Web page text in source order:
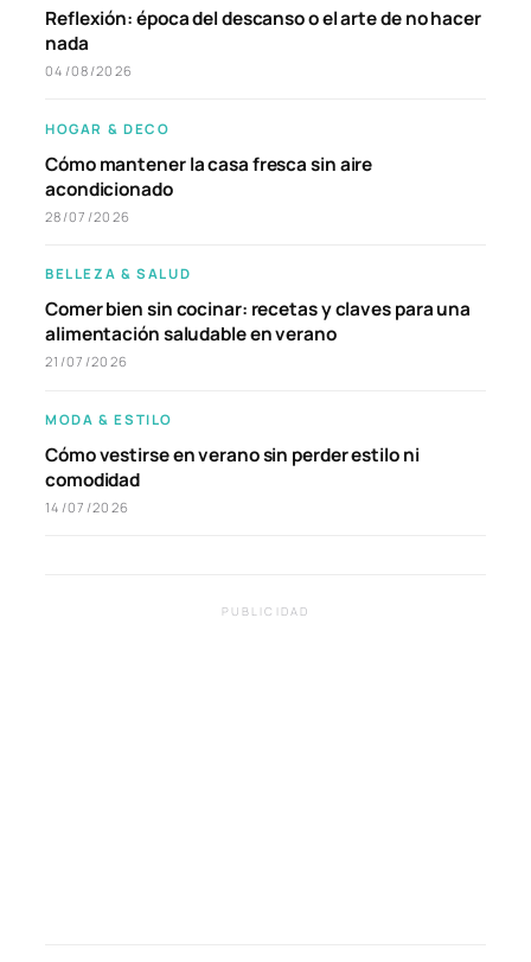
Reflexión: época del descanso o el arte de no hacer
nada
04/08/2026
HOGAR & DECO
Cómo mantener la casa fresca sin aire
acondicionado
28/07/2026
BELLEZA & SALUD
Comer bien sin cocinar: recetas y claves para una
alimentación saludable en verano
21/07/2026
MODA & ESTILO
Cómo vestirse en verano sin perder estilo ni
comodidad
14/07/2026
PUBLICIDAD